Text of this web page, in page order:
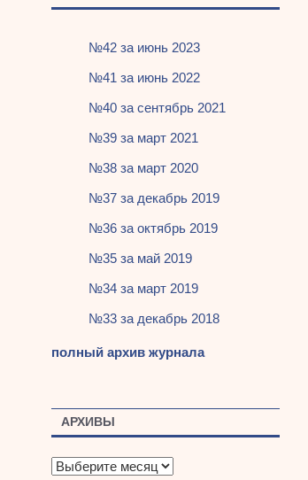
№42 за июнь 2023
№41 за июнь 2022
№40 за сентябрь 2021
№39 за март 2021
№38 за март 2020
№37 за декабрь 2019
№36 за октябрь 2019
№35 за май 2019
№34 за март 2019
№33 за декабрь 2018
полный архив журнала
АРХИВЫ
А